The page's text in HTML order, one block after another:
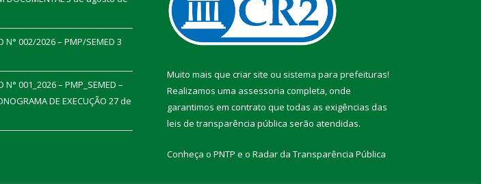
N° 002/2026 – PMP/SEMED 3
N° 001_2026 – PMP_SEMED –
DE EXECUÇÃO 27 de
Muito mais que criar site ou sistema para prefeituras!
Realizamos uma assessoria completa, onde
garantimos em contrato que todas as exigências das
leis de transparência pública serão atendidas.
Conheça o PNTP e o Radar da Transparência Pública